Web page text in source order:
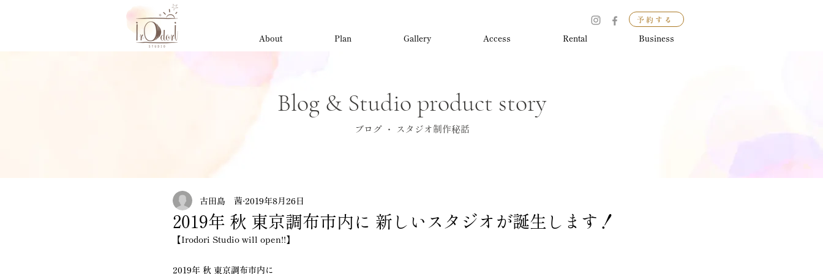
予約する
About Plan Gallery Access Rental Business
Blog & Studio product story
ブログ ・ スタジオ制作秘話
2019年 秋 東京調布市内に 新しいスタジオが誕生します！
古田島 茜 2019年8月26日
【Irodori Studio will open!!】
2019年 秋 東京調布市内に